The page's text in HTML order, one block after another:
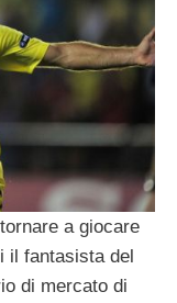
a giocare
il fantasista del
di mercato di